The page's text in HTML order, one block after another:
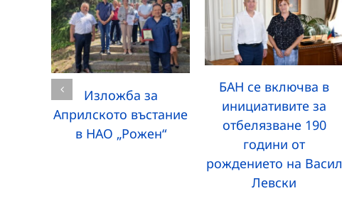
Изложба за
Априлското въстание
в НАО „Рожен“
БАН се включва в
инициативите за
отбелязване 190
години от
рождението на Васил
Левски